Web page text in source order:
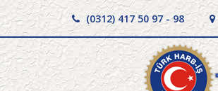
(0312) 417 50 97 - 98